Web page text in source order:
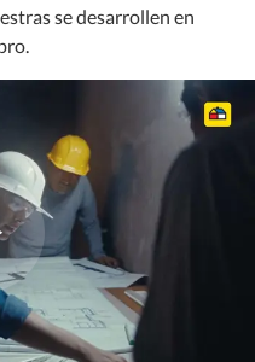
se desarrollen en